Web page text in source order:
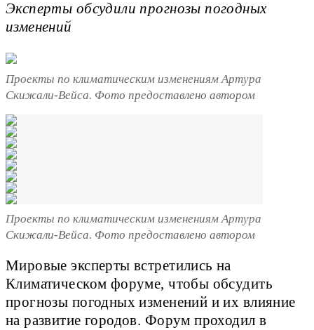
Эксперты обсудили прогнозы погодных
изменений
Проекты по климатическим изменениям Артура
Скижали-Вейса. Фото предоставлено автором
Проекты по климатическим изменениям Артура
Скижали-Вейса. Фото предоставлено автором
Мировые эксперты встретились на
Климатическом форуме, чтобы обсудить
прогнозы погодных изменений и их влияние
на развитие городов. Форум проходил в